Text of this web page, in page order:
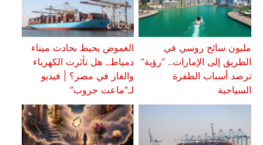
مليون سائح روسي في
الطريق إلى الإمارات.. “رؤية”
ترصد أسباب الطفرة
السياحية
الغموض يحيط بحادث ميناء
دمياط.. هل تأثرت الكهرباء
والغاز في مصر؟ | فيديو
لـ”ماعت جروب”